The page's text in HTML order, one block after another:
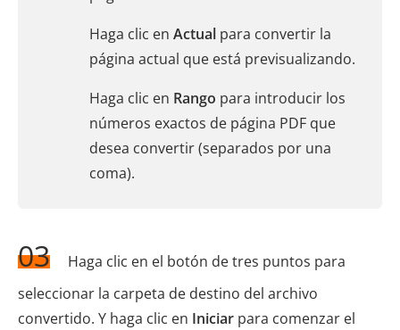
Haga clic en Actual para convertir la
página actual que está previsualizando.
Haga clic en Rango para introducir los
números exactos de página PDF que
desea convertir (separados por una
coma).
03
Haga clic en el botón de tres puntos para
seleccionar la carpeta de destino del archivo
convertido. Y haga clic en Iniciar para comenzar el